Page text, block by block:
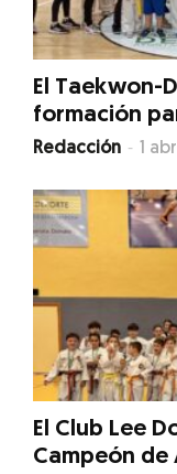
El Taekwon-
formación
Redacción - 1
El Club Lee
Campeón de